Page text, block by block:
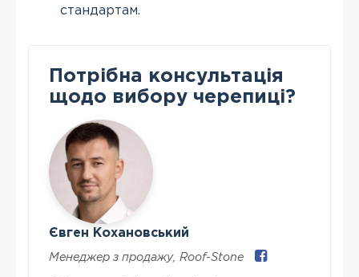
стандартам.
Потрібна консультація
щодо вибору черепиці?
Євген Кохановський
Менеджер з продажу, Roof-Stone